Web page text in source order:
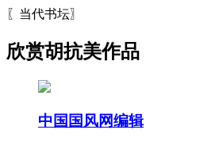
〖当代书坛〗
欣赏胡抗美作品
中国国风网编辑